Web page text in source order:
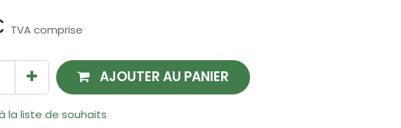
TVA comprise
AJOUTER AU PANIER
la liste de souhaits